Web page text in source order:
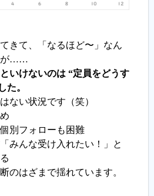
きて、「なるほど〜」なん
が……
いけないのは “定員をどうす
た。
ない状況です（笑）
別フォローも困難
みんな受け入れたい！」と
のはざまで揺れています。